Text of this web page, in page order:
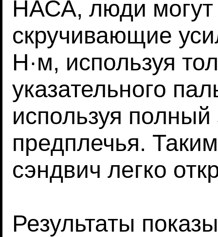
НАСА, люди могут
скручивающие
Н·м, используя
указательного
используя
предплечья.
сэндвич легко
Результаты